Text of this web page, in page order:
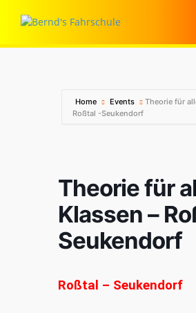
Home Events
Theorie für
Roßtal -Seukendorf
Theorie für
Klassen –
Seukendorf
Roßtal – Seukendorf